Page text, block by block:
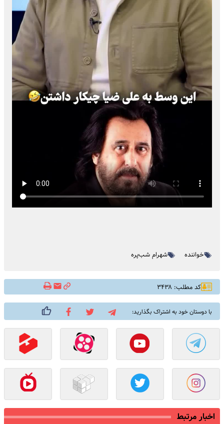
خواننده شهرام شب‌پره
کد مطلب: ۳۴۳۸
با دوستان خود به اشتراک بگذارید:
اخبار مرتبط